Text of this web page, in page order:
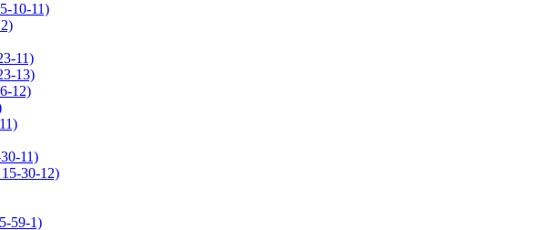
10-11)
11)
13)
12)
11)
30-12)
59-1)